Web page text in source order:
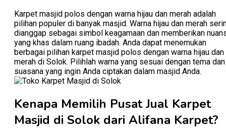
Karpet masjid polos dengan warna hijau dan merah adalah
pilihan populer di banyak masjid. Warna hijau dan merah
dianggap sebagai simbol keagamaan dan memberikan
yang khas dalam ruang ibadah. Anda dapat menemukan
berbagai pilihan karpet masjid polos dengan warna hijau dan
merah di Solok. Pilihlah warna yang sesuai dengan tema dan
suasana yang ingin Anda ciptakan dalam masjid Anda.
Kenapa Memilih Pusat Jual Karpet
Masjid di Solok dari Alifana Karpet?